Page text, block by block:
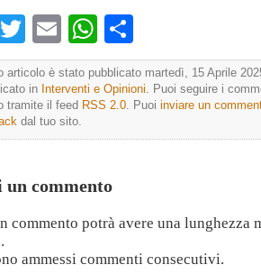
Facebook
TwitterEmailWhatsApp
articolo è stato pubblicato martedì, 15 Aprile
in Interventi e Opinioni . Puoi seguire i
tramite il feed RSS 2.0 . Puoi inviare un
dal tuo sito.
un commento
commento potrà avere una lunghezza
ammessi commenti consecutivi.